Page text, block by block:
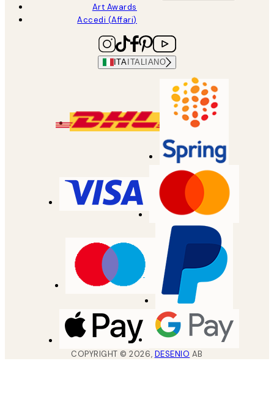
Art Awards
Accedi (Affari)
ITA ITALIANO
COPYRIGHT ©2026, DESENIO AB